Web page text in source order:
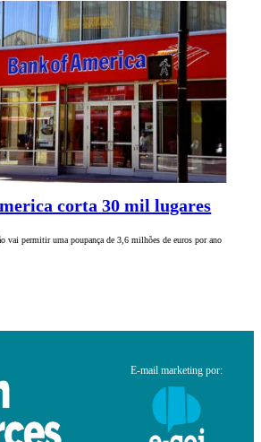
corta 30 mil lugares
vai permitir uma poupança de 3,6 milhões de euros por ano
E-mail marketing por: